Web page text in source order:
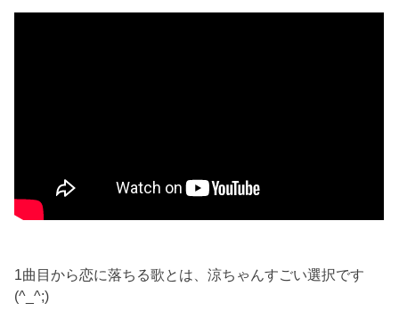
1曲目から恋に落ちる歌とは、涼ちゃんすごい選択です
(^_^;)